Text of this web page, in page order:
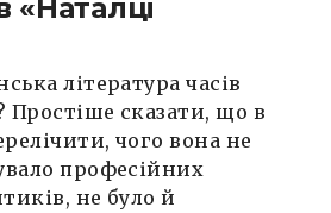
«Наталці
література часів
Простіше сказати, що в
чого вона не
професійних
не було й